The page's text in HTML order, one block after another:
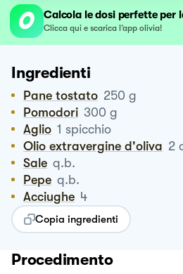
Calcola le dosi perfette per
Clicca qui e scarica l’app olivia!
Ingredienti
Pane tostato 250 g
Pomodori 300 g
Aglio 1 spicchio
Olio extravergine d'oliva 2
Sale q.b.
Pepe q.b.
Acciughe 4
Copia ingredienti
Procedimento